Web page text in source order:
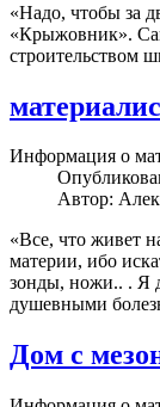
«Надо, чтобы за
«Крыжовник».
строительством
Информация о
Автор:
«Все, что живет
материи, ибо
зонды, ножи.. . Я
душевными
Дом с